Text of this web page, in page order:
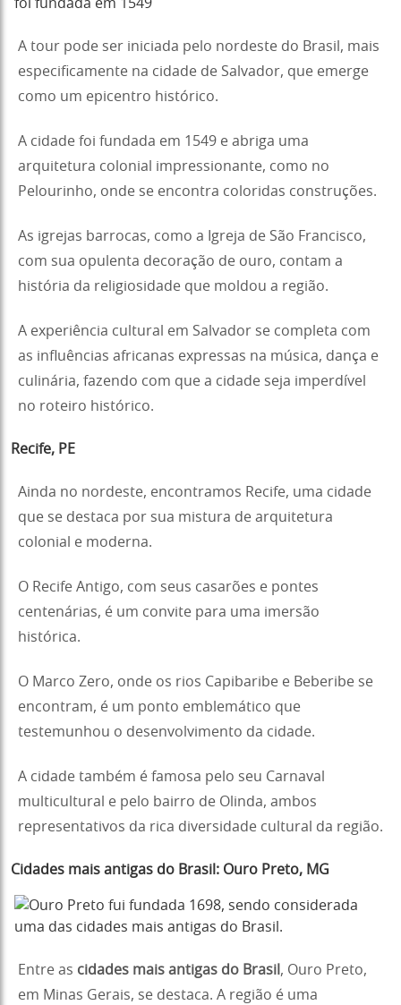
A tour pode ser iniciada pelo nordeste do Brasil, mais
especificamente na cidade de Salvador, que emerge
como um epicentro histórico.
A cidade foi fundada em 1549 e abriga uma
arquitetura colonial impressionante, como no
Pelourinho, onde se encontra coloridas construções.
As igrejas barrocas, como a Igreja de São Francisco,
com sua opulenta decoração de ouro, contam a
história da religiosidade que moldou a região.
A experiência cultural em Salvador se completa com
as influências africanas expressas na música, dança e
culinária, fazendo com que a cidade seja imperdível
no roteiro histórico.
Recife, PE
Ainda no nordeste, encontramos Recife, uma cidade
que se destaca por sua mistura de arquitetura
colonial e moderna.
O Recife Antigo, com seus casarões e pontes
centenárias, é um convite para uma imersão
histórica.
O Marco Zero, onde os rios Capibaribe e Beberibe se
encontram, é um ponto emblemático que
testemunhou o desenvolvimento da cidade.
A cidade também é famosa pelo seu Carnaval
multicultural e pelo bairro de Olinda, ambos
representativos da rica diversidade cultural da região.
Cidades mais antigas do Brasil: Ouro Preto, MG
Entre as cidades mais antigas do Brasil , Ouro Preto,
em Minas Gerais, se destaca. A região é uma